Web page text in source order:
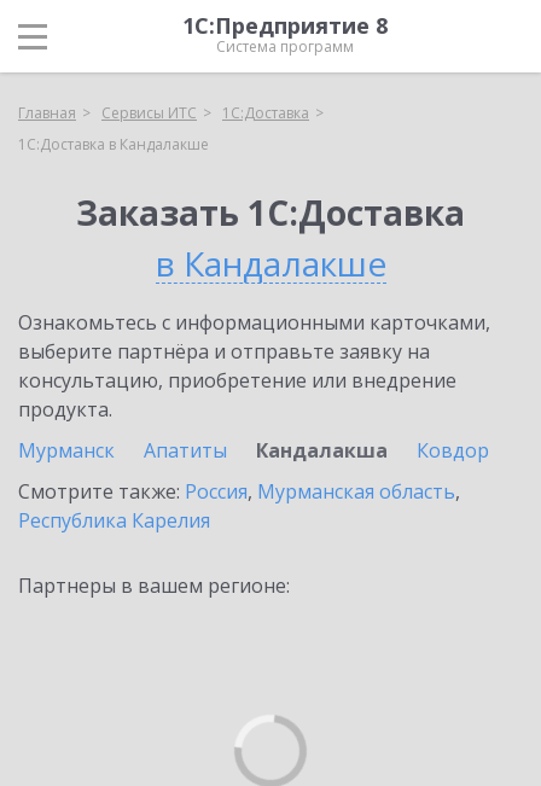
1С:Предприятие 8
Система программ
Главная Сервисы ИТС
1С:Доставка
1С:Доставка в Кандалакше
Заказать 1С:Доставка
в Кандалакше
Ознакомьтесь с информационными карточками,
выберите партнёра и отправьте заявку на
консультацию, приобретение или внедрение
продукта.
Мурманск
Апатиты Кандалакша
Ковдор
Смотрите также: Россия, Мурманская область,
Республика Карелия
Партнеры в вашем регионе: